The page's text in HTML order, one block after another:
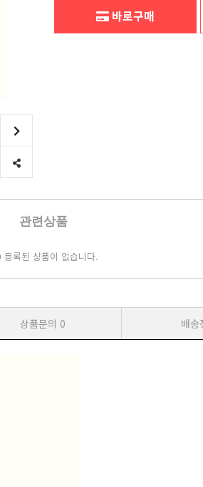
바로구매
관련상품
등록된 상품이 없습니다.
상품문의 0 배송